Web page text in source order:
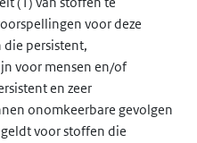
voor deze
die persistent,
voor mensen en/of
en zeer
onomkeerbare gevolgen
voor stoffen die